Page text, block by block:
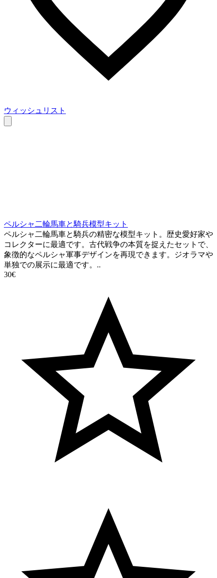
ウィッシュリスト
ペルシャ二輪馬車と騎兵模型キット
ペルシャ二輪馬車と騎兵の精密な模型キット。歴史愛好家や
コレクターに最適です。古代戦争の本質を捉えたセットで、
象徴的なペルシャ軍事デザインを再現できます。ジオラマや
単独での展示に最適です。..
30€